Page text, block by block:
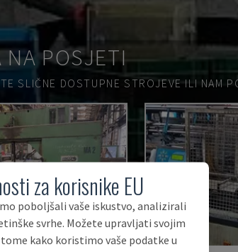
NA POSJETI
SLIČNE DOSTUPNE STROJEVE ILI NAM
za korisnike EU
poboljšali vaše iskustvo, analizirali
svrhe. Možete upravljati svojim
kako koristimo vaše podatke u